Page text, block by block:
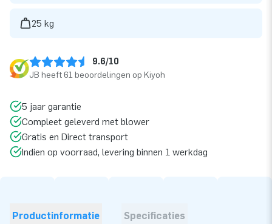
25 kg
9.6/10
JB heeft 61 beoordelingen op Kiyoh
5 jaar garantie
Compleet geleverd met blower
Gratis en Direct transport
Indien op voorraad, levering binnen 1 werkdag
Productinformatie Specificaties